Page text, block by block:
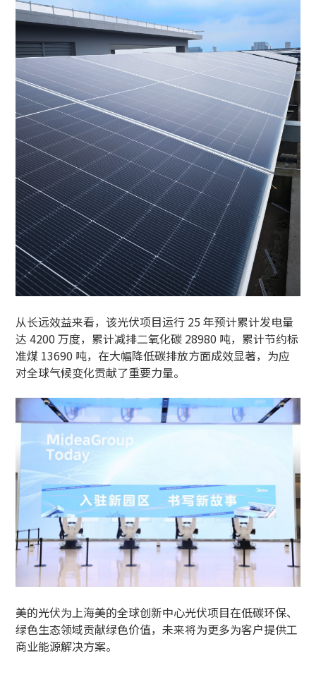
从长远效益来看，该光伏项目运行 25 年预计累计发电量
达 4200 万度，累计减排二氧化碳 28980 吨，累计节约标
准煤 13690 吨，在大幅降低碳排放方面成效显著，为应
对全球气候变化贡献了重要力量。
美的光伏为上海美的全球创新中心光伏项目在低碳环保、
绿色生态领域贡献绿色价值，未来将为更多为客户提供工
商业能源解决方案。